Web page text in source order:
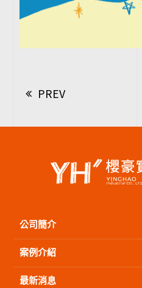
PREV
公司簡介
案例介紹
最新消息